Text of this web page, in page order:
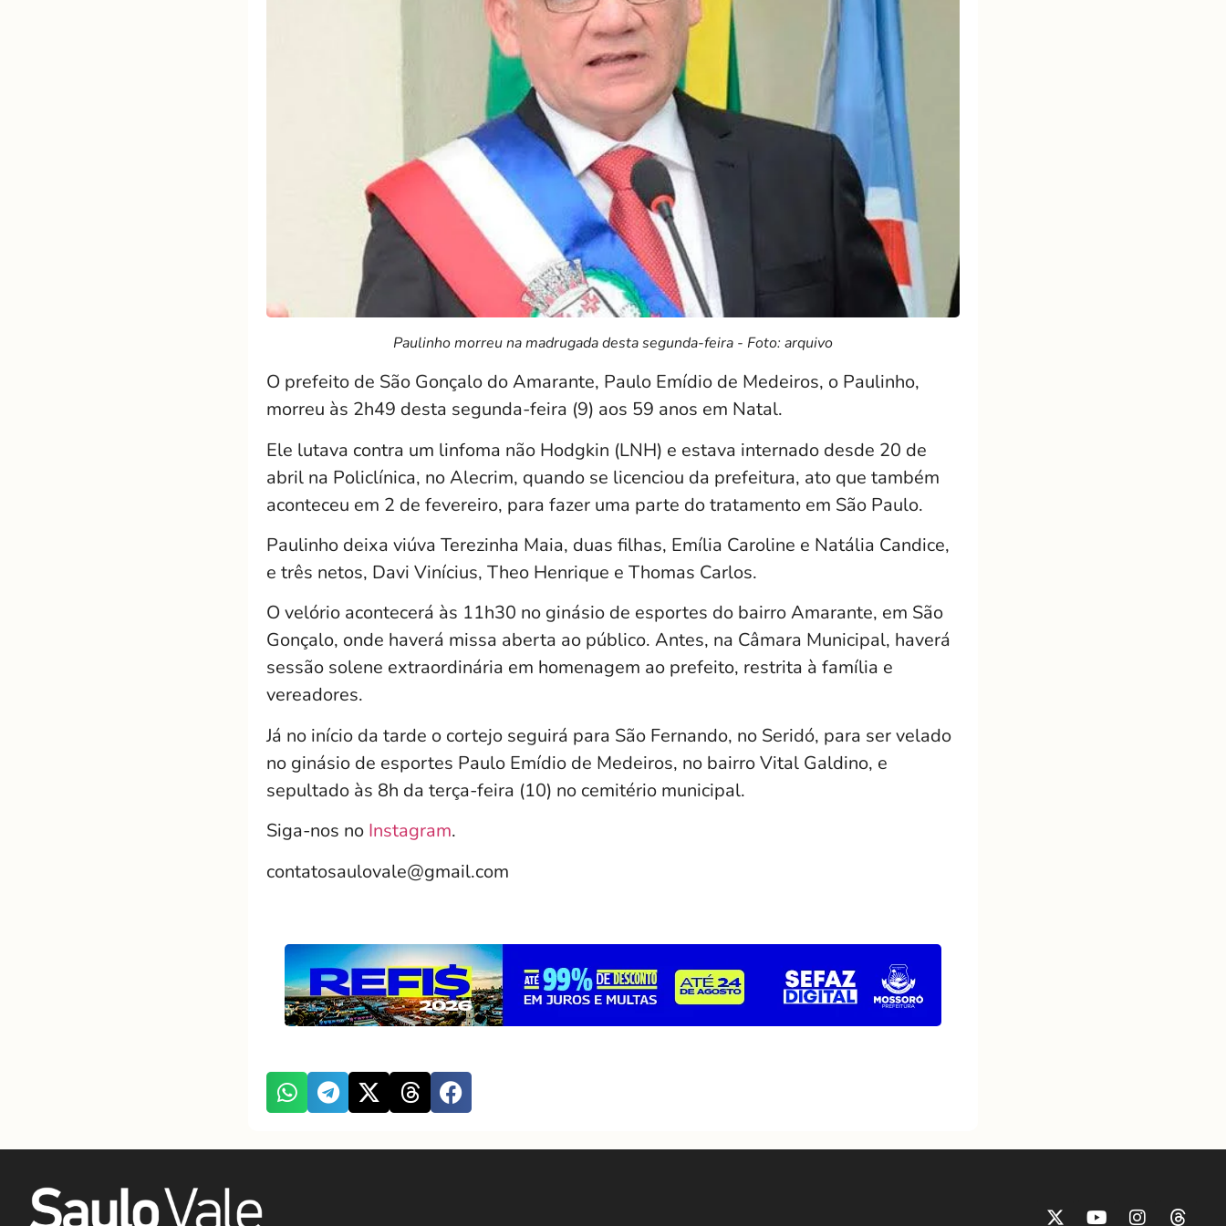
Paulinho morreu na madrugada desta segunda-feira - Foto: arquivo
O prefeito de São Gonçalo do Amarante, Paulo Emídio de Medeiros, o Paulinho,
morreu às 2h49 desta segunda-feira (9) aos 59 anos em Natal.
Ele lutava contra um linfoma não Hodgkin (LNH) e estava internado desde 20 de
abril na Policlínica, no Alecrim, quando se licenciou da prefeitura, ato que também
aconteceu em 2 de fevereiro, para fazer uma parte do tratamento em São Paulo.
Paulinho deixa viúva Terezinha Maia, duas filhas, Emília Caroline e Natália Candice,
e três netos, Davi Vinícius, Theo Henrique e Thomas Carlos.
O velório acontecerá às 11h30 no ginásio de esportes do bairro Amarante, em São
Gonçalo, onde haverá missa aberta ao público. Antes, na Câmara Municipal, haverá
sessão solene extraordinária em homenagem ao prefeito, restrita à família e
vereadores.
Já no início da tarde o cortejo seguirá para São Fernando, no Seridó, para ser velado
no ginásio de esportes Paulo Emídio de Medeiros, no bairro Vital Galdino, e
sepultado às 8h da terça-feira (10) no cemitério municipal.
Siga-nos no Instagram.
contatosaulovale@gmail.com